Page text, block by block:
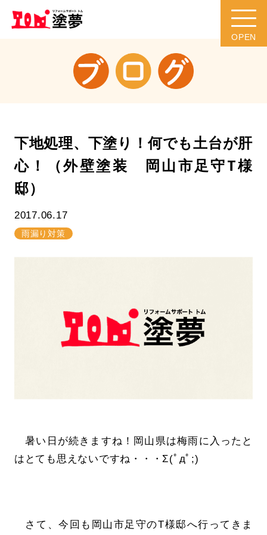
下地処理、下塗り！何でも土台が肝
心！（外壁塗装 岡山市足守T様
邸）
2017.06.17
雨漏り対策
暑い日が続きますね！岡山県は梅雨に入ったと
はとても思えないですね・・・Σ(ﾟдﾟ;)
さて、今回も岡山市足守のT様邸へ行ってきま